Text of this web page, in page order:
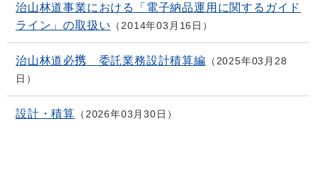
治山林道事業における「電子納品運用に関するガイド
ライン」の取扱い
2014年03月16日
治山林道必携 委託業務設計積算編
2025年03月28
日
設計・積算 2026年03月30日